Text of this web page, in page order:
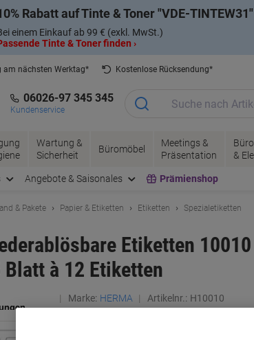
Rabatt auf Tinte & Toner VDE-TINTEW31
einem Einkauf ab 99 € (exkl. MwSt.)
Tinte & Toner finden ›
am nächsten Werktag*
Kostenlose Rücksendung*
06026-97 345 345
Kundenservice
Wartung &
Sicherheit
Büromöbel
Meetings &
Präsentation
&
Angebote & Saisonales Prämienshop
& Pakete Papier & Etiketten Etiketten Spezialetiketten
Etiketten
Blatt à 12 Etiketten
Marke: HERMA Artikelnr.: H10010